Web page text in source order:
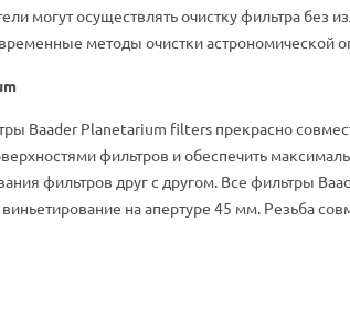
могут осуществлять очистку фильтра без
методы очистки астрономической
Baader Planetarium filters прекрасно
фильтров и обеспечить
фильтров друг с другом. Все фильтры
на апертуре 45 мм. Резьба